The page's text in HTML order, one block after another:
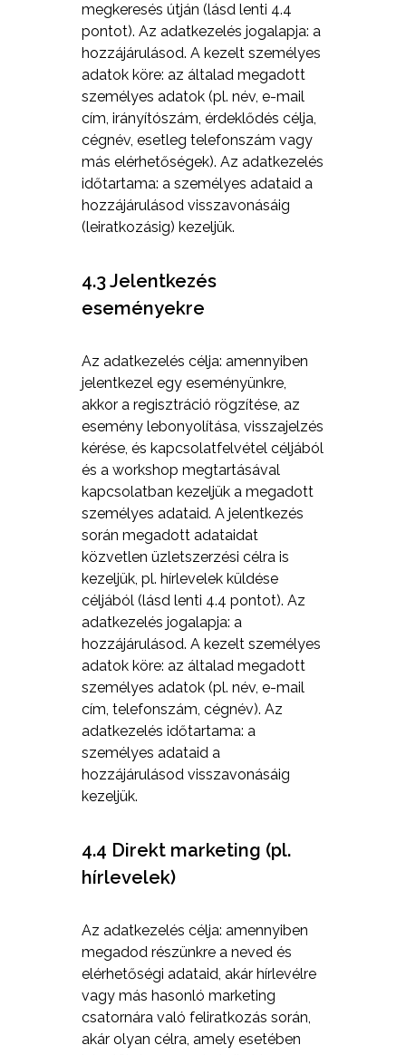
megkeresés útján (lásd lenti 4.4
pontot). Az adatkezelés jogalapja: a
hozzájárulásod. A kezelt személyes
adatok köre: az általad megadott
személyes adatok (pl. név, e-mail
cím, irányítószám, érdeklődés célja,
cégnév, esetleg telefonszám vagy
más elérhetőségek). Az adatkezelés
időtartama: a személyes adataid a
hozzájárulásod visszavonásáig
(leiratkozásig) kezeljük.
4.3 Jelentkezés
eseményekre
Az adatkezelés célja: amennyiben
jelentkezel egy eseményünkre,
akkor a regisztráció rögzítése, az
esemény lebonyolítása, visszajelzés
kérése, és kapcsolatfelvétel céljából
és a workshop megtartásával
kapcsolatban kezeljük a megadott
személyes adataid. A jelentkezés
során megadott adataidat
közvetlen üzletszerzési célra is
kezeljük, pl. hírlevelek küldése
céljából (lásd lenti 4.4 pontot). Az
adatkezelés jogalapja: a
hozzájárulásod. A kezelt személyes
adatok köre: az általad megadott
személyes adatok (pl. név, e-mail
cím, telefonszám, cégnév). Az
adatkezelés időtartama: a
személyes adataid a
hozzájárulásod visszavonásáig
kezeljük.
4.4 Direkt marketing (pl.
hírlevelek)
Az adatkezelés célja: amennyiben
megadod részünkre a neved és
elérhetőségi adataid, akár hírlevélre
vagy más hasonló marketing
csatornára való feliratkozás során,
akár olyan célra, amely esetében